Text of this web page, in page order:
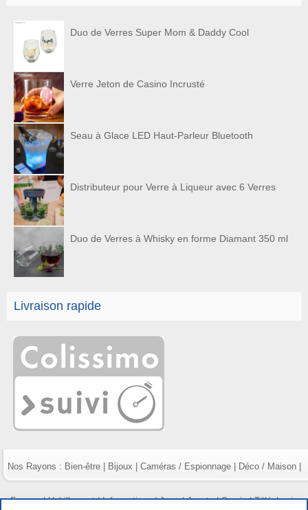
Duo de Verres Super Mom & Daddy Cool
Verre Jeton de Casino Incrusté
Seau à Glace LED Haut-Parleur Bluetooth
Distributeur pour Verre à Liqueur avec 6 Verres
Duo de Verres à Whisky en forme Diamant 350 ml
Livraison rapide
Nos Rayons : Bien-être| Bijoux Caméras / Espionnage| Déco / Maison|
Fumeur|Habillement|Informatique|Jeux / Jouets|Survie|Téléphonie